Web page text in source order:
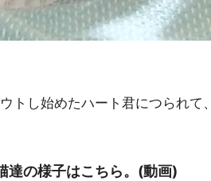
トし始めたハート君につられて
達の様子はこちら。(動画)